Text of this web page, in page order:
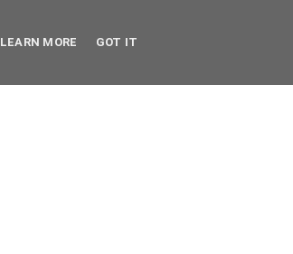
LEARN MORE GOT IT